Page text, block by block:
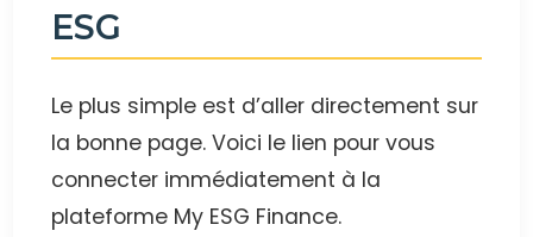
ESG
Le plus simple est d’aller directement sur
la bonne page. Voici le lien pour vous
connecter immédiatement à la
plateforme My ESG Finance.